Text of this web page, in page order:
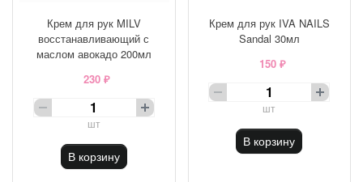
Крем для рук MILV
восстанавливающий с
маслом авокадо 200мл
230 ₽
шт
В корзину
Крем для рук IVA NAILS
Sandal 30мл
150 ₽
шт
В корзину